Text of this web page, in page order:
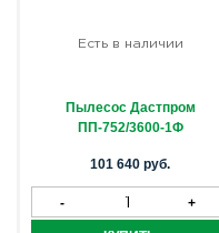
Есть в наличии
Пылесос Дастпром
ПП-752/3600-1Ф
101 640 руб.